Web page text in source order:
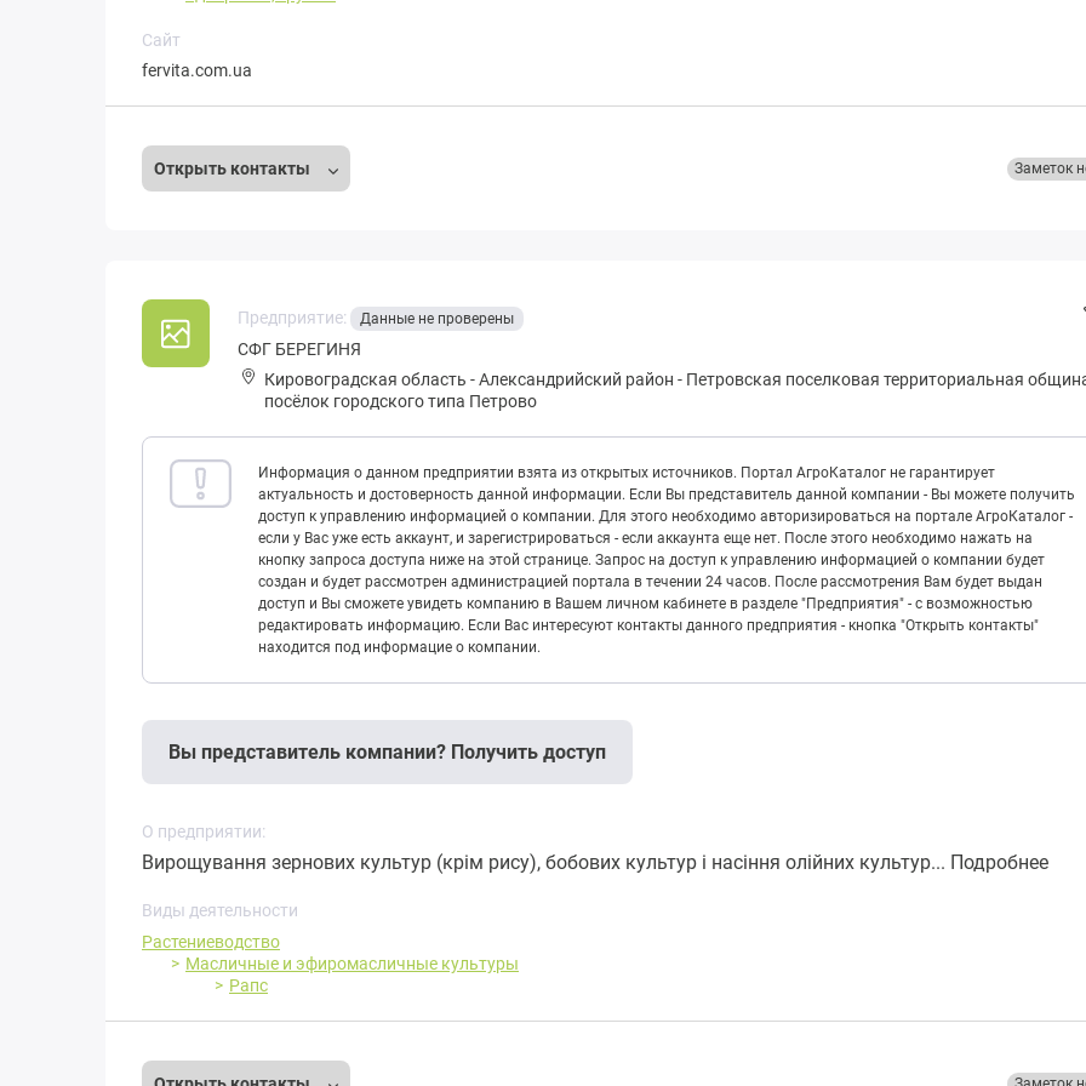
Сайт
fervita.com.ua
Открыть контакты Заметок
Предприятие: Данные не проверены
CФГ БЕРЕГИНЯ
Кировоградская область -Александрийский район - Пeтpовская поселковая территориальная
посёлок городского типа Петрово
Информация о данном предприятии взята из открытых источников. Портал АгроКаталог не гарантирует
актуальность и достоверность данной информации. Если Вы представитель данной компании - Вы можете получить
доступ к управлению информацией о компании. Для этого необходимо авторизироваться на портале АгроКаталог -
если у Вас уже есть аккаунт, и зарегистрироваться - если аккаунта еще нет. После этого необходимо нажать на
кнопку запроса доступа ниже на этой странице. Запрос на доступ к управлению информацией о компании будет
создан и будет рассмотрен администрацией портала в течении 24 часов. После рассмотрения Вам будет выдан
доступ и Вы сможете увидеть компанию в Вашем личном кабинете в разделе "Предприятия" - с возможностью
редактировать информацию. Если Вас интересуют контакты данного предприятия - кнопка "Открыть контакты"
находится под информацие о компании.
Вы представитель компании? Получить доступ
О предприятии:
Вирощування зернових культур (крім рису), бобових культур і насіння олійних культур... Подробнее
Виды деятельности
Растениеводство
Масличные и эфиромасличные культуры
Рапс